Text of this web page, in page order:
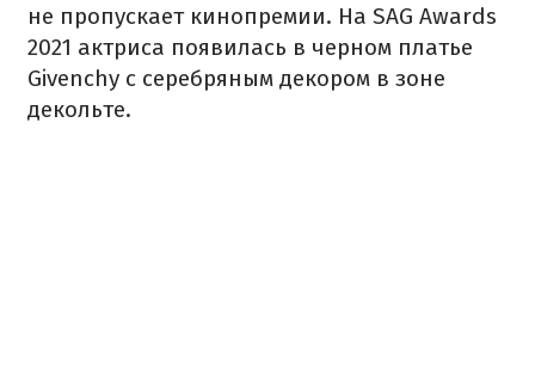
не пропускает кинопремии. На SAG Awards
2021 актриса появилась в черном платье
Givenchy с серебряным декором в зоне
декольте.